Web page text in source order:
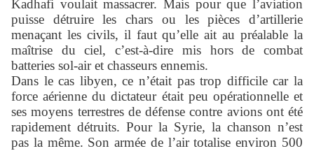
Kadhafi voulait massacrer. Mais pour que l’aviation
puisse détruire les chars ou les pièces d’artillerie
menaçant les civils, il faut qu’elle ait au préalable la
maîtrise du ciel, c’est-à-dire mis hors de combat
batteries sol-air et chasseurs ennemis.
Dans le cas libyen, ce n’était pas trop difficile car la
force aérienne du dictateur était peu opérationnelle et
ses moyens terrestres de défense contre avions ont été
rapidement détruits. Pour la Syrie, la chanson n’est
pas la même. Son armée de l’air totalise environ 500